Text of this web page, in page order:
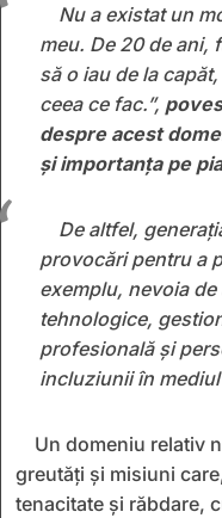
Nu a existat un
meu. De 20 de ani,
să o iau de la
ceea ce fac.”,
despre acest
şi importanţa pe
De altfel,
provocări pentru a
exemplu, nevoia
tehnologice,
profesională și
incluziunii în
Un domeniu relativ
greutăţi şi misiuni
tenacitate şi răbdare,